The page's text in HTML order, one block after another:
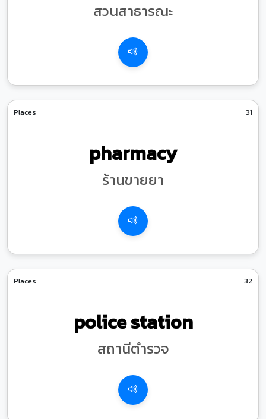
สวนสาธารณะ
Places 31
pharmacy
ร้านขายยา
Places 32
police station
สถานีตำรวจ